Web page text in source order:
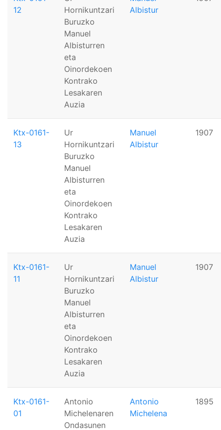
12
Hornikuntzari
Buruzko
Manuel
Albisturren
eta
Oinordekoen
Kontrako
Lesakaren
Auzia
Albistur
Ktx-0161-
13
Ur
Hornikuntzari
Buruzko
Manuel
Albisturren
eta
Oinordekoen
Kontrako
Lesakaren
Auzia
Manuel
Albistur
1907
Ktx-0161-
11
Ur
Hornikuntzari
Buruzko
Manuel
Albisturren
eta
Oinordekoen
Kontrako
Lesakaren
Auzia
Manuel
Albistur
1907
Ktx-0161-
01
Antonio
Michelenaren
Ondasunen
Antonio
Michelena
1895